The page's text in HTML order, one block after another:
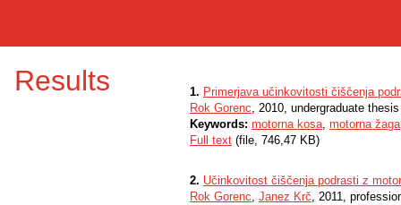
Results 1. Primerjava učinkovitosti čiščenja
Rok Gorenc, 2010, undergraduate thesis
Keywords: motorna kosa, motorna žaga
Full text (file, 746,47 KB)
2. Učinkovitost čiščenja podrasti z
Rok Gorenc, Janez Krč, 2011,